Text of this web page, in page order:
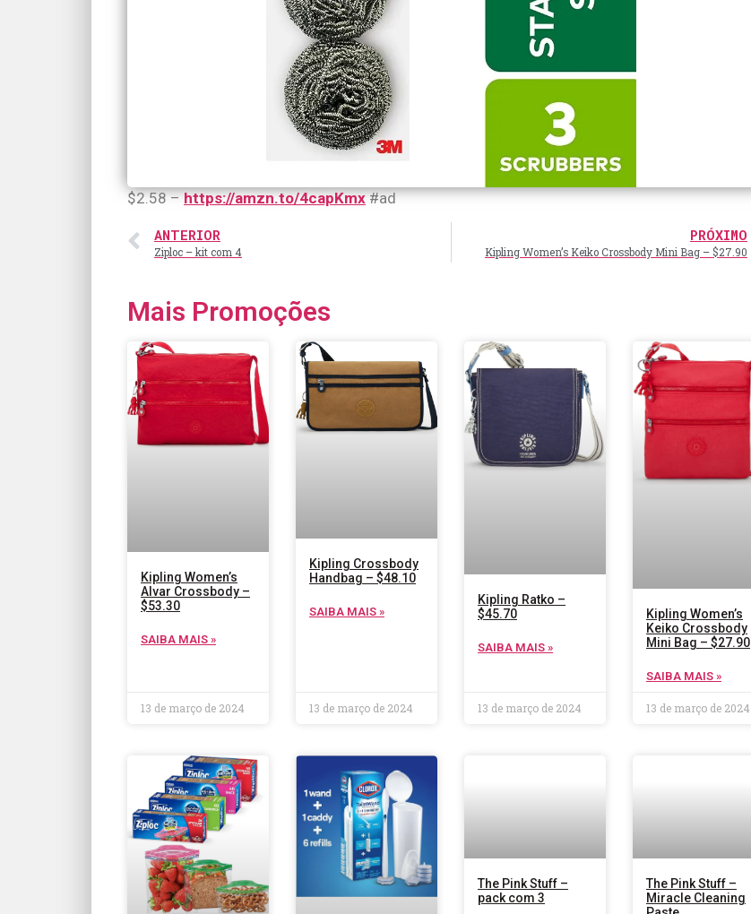
$2.58 –https://amzn.to/4capKmx#ad
ANTERIOR
Ziploc – kit com 4
PRÓXIMO
Kipling Women’s Keiko Crossbody Mini Bag – $27.90
Mais Promoções
Kipling Women’s
Alvar Crossbody –
$53.30
SAIBA MAIS »
13 de março de 2024
Kipling Crossbody
Handbag – $48.10
SAIBA MAIS »
13 de março de 2024
Kipling Ratko –
$45.70
SAIBA MAIS »
13 de março de 2024
Kipling Women’s
Keiko Crossbody
Mini Bag – $27.90
SAIBA MAIS »
13 de março de 2024
The Pink Stuff –
pack com 3
The Pink Stuff –
Miracle Cleaning